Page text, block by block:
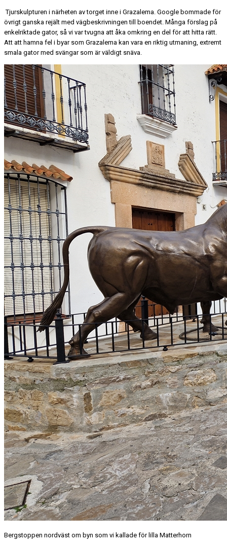
Tjurskulpturen i närheten av torget inne i Grazalema. Google bommade för
övrigt ganska rejält med vägbeskrivningen till boendet. Många förslag på
enkelriktade gator, så vi var tvugna att åka omkring en del för att hitta rätt.
Att att hamna fel i byar som Grazalema kan vara en riktig utmaning, extremt
smala gator med svängar som är väldigt snäva.
Bergstoppen nordväst om byn som vi kallade för lilla Matterhorn